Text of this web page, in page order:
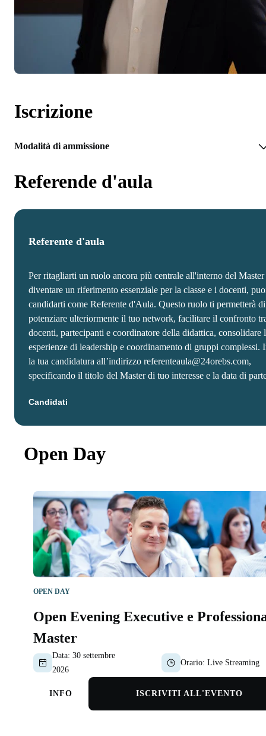
Iscrizione
Modalità di ammissione
Referende d'aula
Referente d'aula
Per ritagliarti un ruolo ancora più centrale all'interno del Master
diventare un riferimento essenziale per la classe e i docenti,
candidarti come Referente d'Aula. Questo ruolo ti permetterà
potenziare ulteriormente il tuo network, facilitare il confronto
docenti, partecipanti e coordinatore della didattica, consolidare
esperienze di leadership e coordinamento di gruppi complessi.
la tua candidatura all’indirizzo referenteaula@24orebs.com,
specificando il titolo del Master di tuo interesse e la data di
Candidati
Open Day
OPEN DAY
Open Evening Executive e
Master
Data: 30 settembre
2026
Orario: Live Streaming
INFO ISCRIVITI ALL'EVENTO